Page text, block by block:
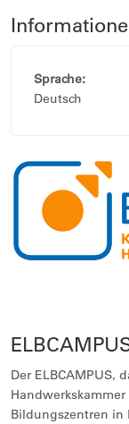
Sprache:
Deutsch
Der ELBCAMPUS,
Bildungszentren in